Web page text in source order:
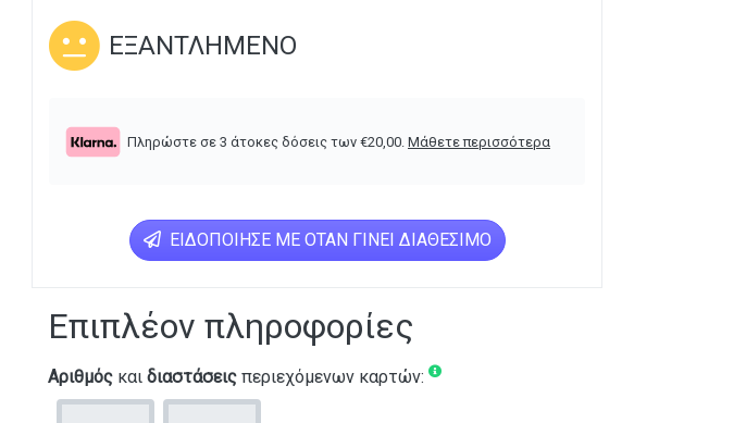
ΕΞΑΝΤΛΗΜΈΝΟ
Πληρώστε σε 3 άτοκες δόσεις των €20,00 Μάθετε περισσότερα
ΕΙΔΟΠΟΊΗΣΕ ΜΕ ΌΤΑΝ ΓΊΝΕΙ ΔΙΑΘΈΣΙΜΟ
Επιπλέον πληροφορίες
Αριθμός και διαστάσεις περιεχόμενων καρτών: